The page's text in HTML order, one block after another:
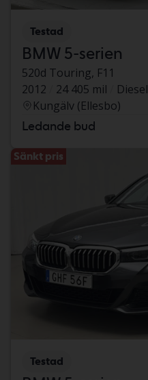
Testad
BMW 5-serien
520d Touring, F11
2012
24 405 mil
Diesel
Kungälv (Ellesbo)
Ledande bud
Sänkt pris
Testad